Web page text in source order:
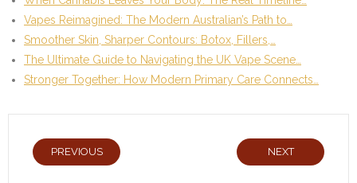
Vapes Reimagined: The Modern Australian’s Path to…
Smoother Skin, Sharper Contours: Botox, Fillers,…
The Ultimate Guide to Navigating the UK Vape Scene…
Stronger Together: How Modern Primary Care Connects…
PREVIOUS NEXT